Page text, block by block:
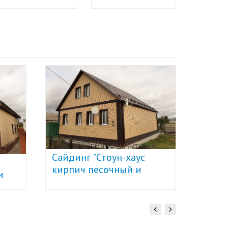
Сайдинг "Стоун-хаус
кирпич песочный и